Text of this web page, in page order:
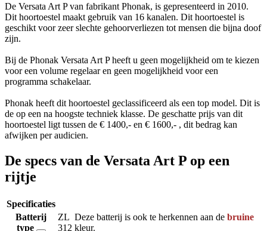
De Versata Art P van fabrikant Phonak, is gepresenteerd in 2010.
Dit hoortoestel maakt gebruik van 16 kanalen. Dit hoortoestel is
geschikt voor zeer slechte gehoorverliezen tot mensen die bijna doof
zijn.
Bij de Phonak Versata Art P heeft u geen mogelijkheid om te kiezen
voor een volume regelaar en geen mogelijkheid voor een
programma schakelaar.
Phonak heeft dit hoortoestel geclassificeerd als een top model. Dit is
de op een na hoogste techniek klasse. De geschatte prijs van dit
hoortoestel ligt tussen de € 1400,- en € 1600,- , dit bedrag kan
afwijken per audicien.
De specs van de Versata Art P op een
rijtje
Specificaties
Batterij
type
ZL
312
Deze batterij is ook te herkennen aan de bruine
kleur.